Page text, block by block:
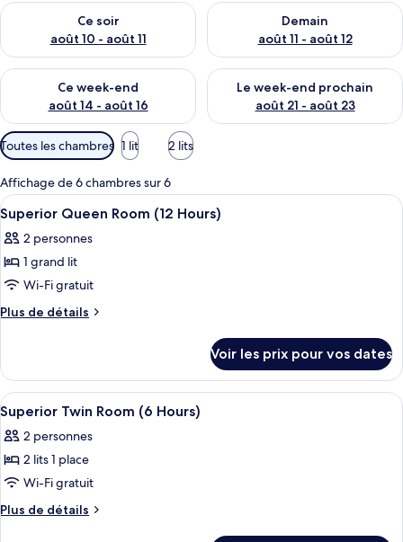
Ce soir
août 10 - août 11
Vérifier la disponibilité pour ce soir août 10 - août 11
Demain
août 11 - août 12
Vérifier la disponibilité pour
Ce week-end
août 14 - août 16
Vérifier la disponibilité pour ce week-end août 14 - août 16
Le week-end prochain
août 21 - août 23
Vérifier la disponibilité pour
Filtres
disponibles
pour
les
chambres
Toutes les chambres 1 lit 2 lits
Affichage de 6 chambres sur 6
Afficher
toutes
les
photos
pour
ce
chambre :
Superior
Queen
Room
(12
Hours)
Une chambre d’hôtel avec un lit,
2
Superior Queen Room (12 Hours)
2 personnes
1 grand lit
Wi-Fi gratuit
Plus de détails
Plus
le
type
de
chambre
Superior
Queen
(12
Hours)
Voir les prix pour vos dates
Afficher
toutes
les
photos
pour
ce
Une salle de bain moderne avec un
3
Superior Twin Room (6 Hours)
2 personnes
2 lits 1 place
Wi-Fi gratuit
Plus de détails
Plus